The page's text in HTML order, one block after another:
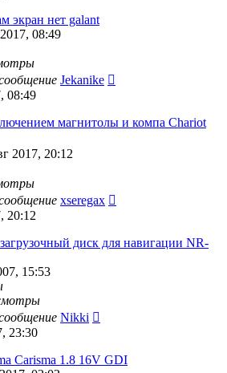
экран нет galant
08:49
Jekanike
08:49
магнитолы и компа Chariot
2017, 20:12
xseregax
20:12
диск для навигации NR-
15:53
Nikki
23:30
Carisma 1.8 16V GDI